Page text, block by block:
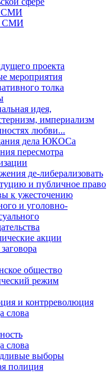
СМИ
СМИ
проекта
мероприятия
толка
идея,
империализм
любви...
дела ЮКОСа
пересмотра
де-либерализовать
и публичное право
к ужесточению
и уголовно-
акции
общество
режим
и контрреволюция
слова
слова
выборы
полиция